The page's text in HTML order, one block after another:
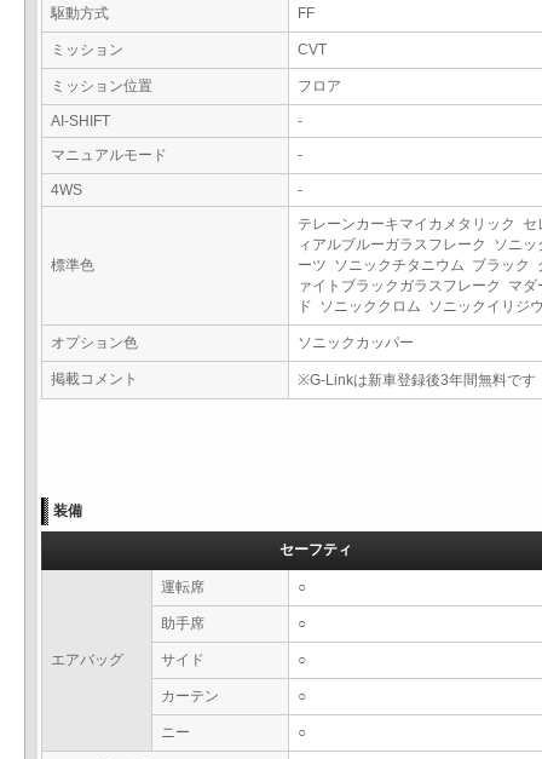
駆動方式 FF
ミッション CVT
ミッション位置 フロア
AI-SHIFT
-
マニュアルモード
-
4WS -
標準色
テレーンカーキマイカメタリック セ
ィアルブルーガラスフレーク ソニッ
ーツ ソニックチタニウム ブラック
ァイトブラックガラスフレーク マダ
ド ソニッククロム ソニックイリジ
オプション色 ソニックカッパー
掲載コメント ※G-Linkは新車登録後3年間無料です
装備
セーフティ
エアバッグ
運転席 ○
助手席 ○
サイド ○
カーテン ○
ニー ○